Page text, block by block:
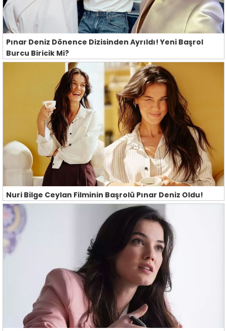
Pınar Deniz Dönence Dizisinden Ayrıldı! Yeni Başrol
Burcu Biricik Mi?
Nuri Bilge Ceylan Filminin Başrolü Pınar Deniz Oldu!